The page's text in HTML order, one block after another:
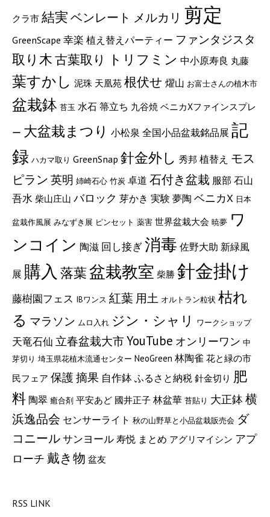
クラ市 結実ベンレート メルカリ 剪定
GreenScape 幸楽 植え替えパーティー ファンタジスタ
取り木古葉取り トリフミン 中小原寿良 丸藤
葉すかし 泥珠 天凰苑 根伏せ 燿山 お富士さんの植木市
盆栽鉢 苔玉 水石 箒立ち 九谷焼 ベニカXファインスプレ
ー 大盆栽まつり 小松泉 全国小品盆栽銘品展 記
録 ハカマ取り GreenSnap 針金外し 秀邦 植替え モス
ピラン 英明 姉崎石心 竹炭 卓道 石付き盆栽 服部 石山
吾水 柴山庄山 バロック 芽かき 実験 夢陶 ベニカX 日本
盆栽作風展 みなずき展 ピンセット 薬害 世界盆栽大会 暁夢 ワ
ンコイン 陶滋 回し接ぎ消毒 佐野大助 新緑風
展 購入 落葉盆栽教室 柴勝 針金掛け
藤樹園フェス IBワンス 紅葉 用土 オルトラン粒状 枯れ
る マラソン ムロ入れ ジン・シャリ ワークショップ
天竜石仙 立春盆栽大市YouTube オンリーワン 中
芽切り 埼玉県花植木流通センター NeoGreen 林陶雀 花と緑の市
民フェア 保護 摘果 自作鉢ふるさと納税 針金切り 肥
料 陶翠 癒合剤 平安あど 國井正子 林盆華 苔貼り 大正鉢横
浜逸品会 センサーライト 秋の山野草と小品盆栽販売会 ダ
コニールサンヨール 寿悦 まとめ アグリマイシン アプ
ローチ 戴き物 盆友
RSS LINK